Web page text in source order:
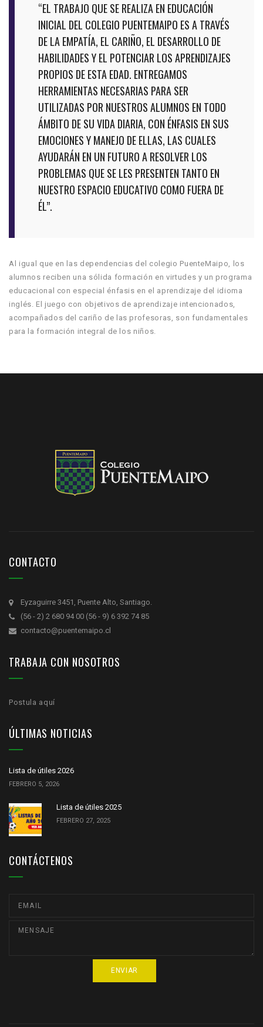
“EL TRABAJO QUE SE REALIZA EN EDUCACIÓN
INICIAL DEL COLEGIO PUENTEMAIPO ES A TRAVÉS
DE LA EMPATÍA, EL CARIÑO, EL DESARROLLO DE
HABILIDADES Y EL POTENCIAR LOS APRENDIZAJES
PROPIOS DE ESTA EDAD. ENTREGAMOS
HERRAMIENTAS NECESARIAS PARA SER
UTILIZADAS POR NUESTROS ALUMNOS EN TODO
ÁMBITO DE SU VIDA DIARIA, CON ÉNFASIS EN SUS
EMOCIONES Y MANEJO DE ELLAS, LAS CUALES
AYUDARÁN EN UN FUTURO A RESOLVER LOS
PROBLEMAS QUE SE LES PRESENTEN TANTO EN
NUESTRO ESPACIO EDUCATIVO COMO FUERA DE
ÉL”.
Al igual que en las dependencias del colegio PuenteMaipo, los
alumnos reciben una sólida formación en virtudes y un programa
educacional con especial énfasis en el aprendizaje del idioma
inglés. El juego con objetivos de aprendizaje intencionados,
acompañados del cariño de las profesoras, son fundamentales
para la formación integral de los niños.
CONTACTO
Eyzaguirre 3451, Puente Alto, Santiago.
(56 - 2) 2 680 94 00 (56 - 9) 6 392 74 85
contacto@puentemaipo.cl
TRABAJA CON NOSOTROS
Postula aquí
ÚLTIMAS NOTICIAS
Lista de útiles 2026
FEBRERO 5, 2026
Lista de útiles 2025
FEBRERO 27, 2025
CONTÁCTENOS